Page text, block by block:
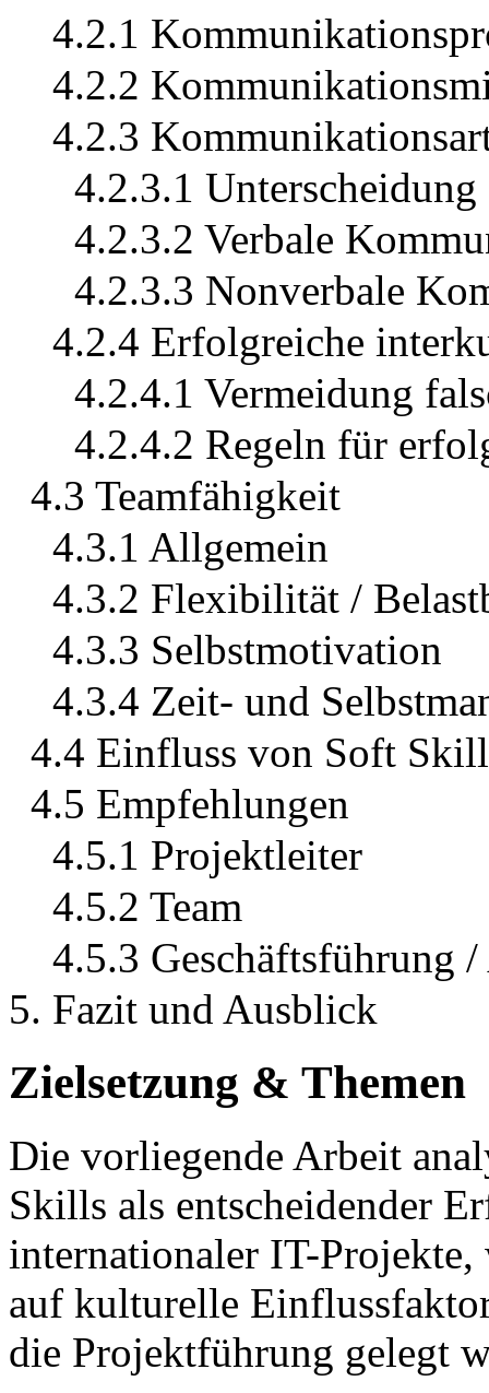
4.2.1
4.2.2
4.2.3
4.2.3.1 Unterscheidung
4.2.3.2 Verbale
4.2.3.3 Nonverbale
4.2.4 Erfolgreiche
4.2.4.1 Vermeidung
4.2.4.2 Regeln für
4.3 Teamfähigkeit
4.3.1 Allgemein
4.3.2 Flexibilität /
4.3.3 Selbstmotivation
4.3.4 Zeit- und
4.4 Einfluss von Soft
4.5 Empfehlungen
4.5.1 Projektleiter
4.5.2 Team
4.5.3 Geschäftsführung
5. Fazit und Ausblick
Zielsetzung & Themen
Die vorliegende Arbeit
Skills als entscheidender
internationaler IT-Projekte,
auf kulturelle
die Projektführung gelegt